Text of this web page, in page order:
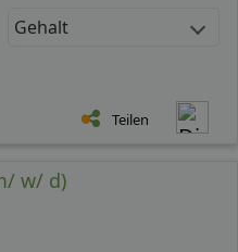
Gehalt
Teilen
w/ d)